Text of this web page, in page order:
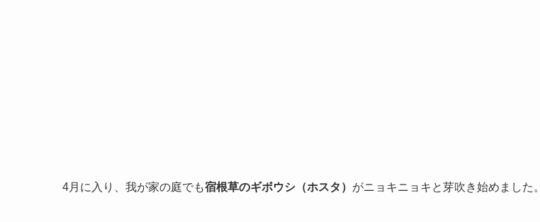
4月に入り、我が家の庭でも宿根草のギボウシ（ホスタ） がニョキニョキと芽吹き始めました。